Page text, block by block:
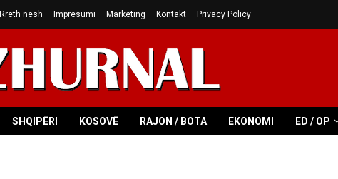
Rreth nesh Impresumi Marketing Kontakt Privacy Policy
SHQIPËRI KOSOVË RAJON / BOTA EKONOMI ED / OP